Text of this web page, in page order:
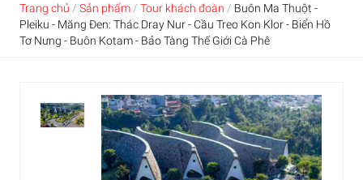
Trang chủ / Sản phẩm/ Tour khách đoàn / Buôn Ma Thuột -
Pleiku - Măng Đen: Thác Dray Nur - Cầu Treo Kon Klor - Biển Hồ
Tơ Nưng - Buôn Kotam - Bảo Tàng Thế Giới Cà Phê